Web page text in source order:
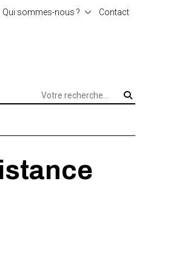
Qui sommes-nous ?
Contact